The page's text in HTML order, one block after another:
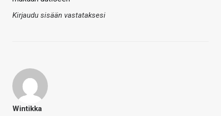
Kirjaudu sisään vastataksesi
Wintikka